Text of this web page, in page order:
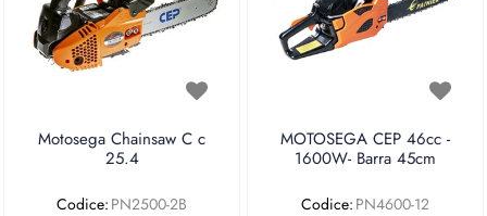
Motosega Chainsaw C c
25.4
Codice: PN2500-2B
MOTOSEGA CEP 46cc -
1600W- Barra 45cm
Codice: PN4600-12